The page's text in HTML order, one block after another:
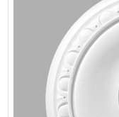
Наружный Ø:
Внутренний Ø:
Толщина: